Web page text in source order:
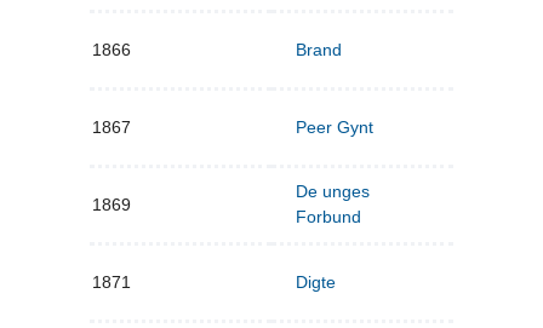
1866 Brand
1867 Peer Gynt
1869
De unges
Forbund
1871 Digte